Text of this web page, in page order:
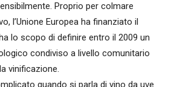
Proprio per colmare
l’Unione Europea ha finanziato il
lo scopo di definire entro il 2009 un
condiviso a livello comunitario
vinificazione.
quando si parla di vino da uve